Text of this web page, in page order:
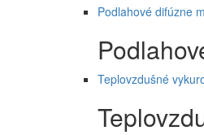
Podlahové difúzne
Teplovzdušné